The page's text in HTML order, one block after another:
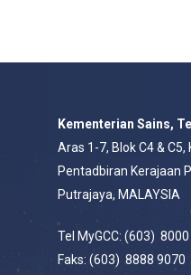
Kementerian Sains,
Aras 1-7, Blok C4 &
Pentadbiran Kerajaan
Putrajaya, MALAYSIA
Tel MyGCC: (603)
Faks: (603) 8888 9070